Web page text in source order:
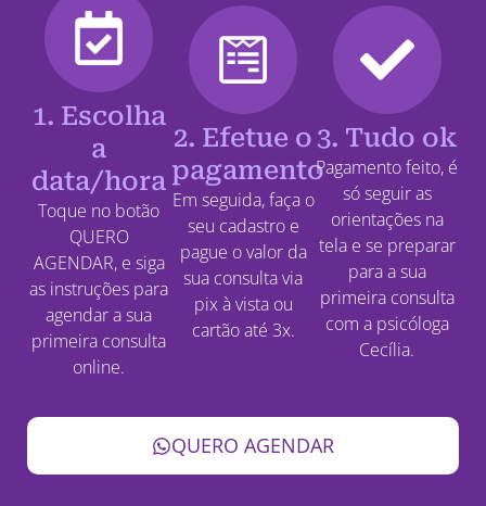
1. Escolha
a
data/hora
Toque no botão
QUERO
AGENDAR, e siga
as instruções para
agendar a sua
primeira consulta
online.
2. Efetue o
pagamento
Em seguida, faça o
seu cadastro e
pague o valor da
sua consulta via
pix à vista ou
cartão até 3x.
3. Tudo ok
Pagamento feito, é
só seguir as
orientações na
tela e se preparar
para a sua
primeira consulta
com a psicóloga
Cecília.
QUERO AGENDAR